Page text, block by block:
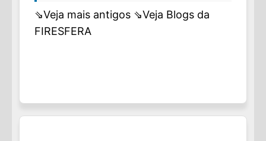
⇘Veja mais antigos ⇘Veja Blogs da
FIRESFERA